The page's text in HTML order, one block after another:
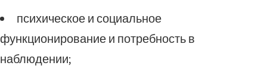
психическое и социальное
функционирование и потребность в
наблюдении;